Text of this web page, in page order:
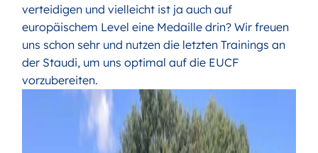
verteidigen und vielleicht ist ja auch auf
europäischem Level eine Medaille drin? Wir freuen
uns schon sehr und nutzen die letzten Trainings an
der Staudi, um uns optimal auf die EUCF
vorzubereiten.